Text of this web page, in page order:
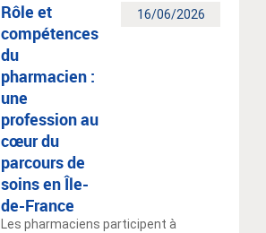
16/06/2026
Rôle et
compétences
du
pharmacien :
une
profession au
cœur du
parcours de
soins en Île-
de-France
Les pharmaciens participent à